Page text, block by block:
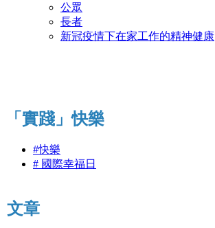
公眾
長者
新冠疫情下在家工作的精神健康
「實踐」快樂
#快樂
# 國際幸福日
文章